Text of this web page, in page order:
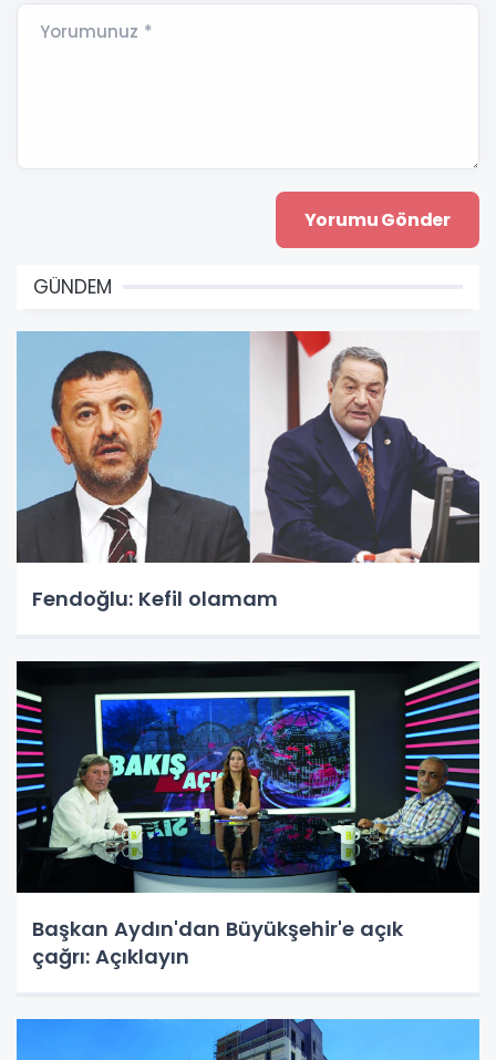
Yorumunuz *
GÜNDEM
Fendoğlu: Kefil olamam
Başkan Aydın'dan Büyükşehir'e açık
çağrı: Açıklayın